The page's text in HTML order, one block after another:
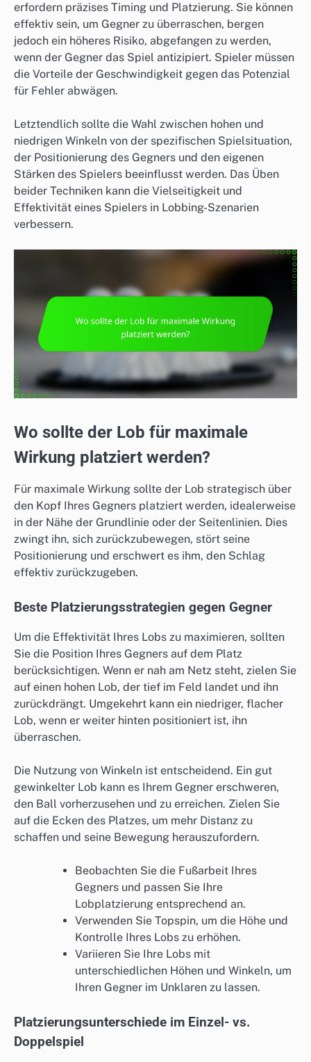
erfordern präzises Timing und Platzierung. Sie können
effektiv sein, um Gegner zu überraschen, bergen
jedoch ein höheres Risiko, abgefangen zu werden,
wenn der Gegner das Spiel antizipiert. Spieler müssen
die Vorteile der Geschwindigkeit gegen das Potenzial
für Fehler abwägen.
Letztendlich sollte die Wahl zwischen hohen und
niedrigen Winkeln von der spezifischen Spielsituation,
der Positionierung des Gegners und den eigenen
Stärken des Spielers beeinflusst werden. Das Üben
beider Techniken kann die Vielseitigkeit und
Effektivität eines Spielers in Lobbing-Szenarien
verbessern.
Wo sollte der Lob für maximale
Wirkung platziert werden?
Für maximale Wirkung sollte der Lob strategisch über
den Kopf Ihres Gegners platziert werden, idealerweise
in der Nähe der Grundlinie oder der Seitenlinien. Dies
zwingt ihn, sich zurückzubewegen, stört seine
Positionierung und erschwert es ihm, den Schlag
effektiv zurückzugeben.
Beste Platzierungsstrategien gegen Gegner
Um die Effektivität Ihres Lobs zu maximieren, sollten
Sie die Position Ihres Gegners auf dem Platz
berücksichtigen. Wenn er nah am Netz steht, zielen Sie
auf einen hohen Lob, der tief im Feld landet und ihn
zurückdrängt. Umgekehrt kann ein niedriger, flacher
Lob, wenn er weiter hinten positioniert ist, ihn
überraschen.
Die Nutzung von Winkeln ist entscheidend. Ein gut
gewinkelter Lob kann es Ihrem Gegner erschweren,
den Ball vorherzusehen und zu erreichen. Zielen Sie
auf die Ecken des Platzes, um mehr Distanz zu
schaffen und seine Bewegung herauszufordern.
Beobachten Sie die Fußarbeit Ihres
Gegners und passen Sie Ihre
Lobplatzierung entsprechend an.
Verwenden Sie Topspin, um die Höhe und
Kontrolle Ihres Lobs zu erhöhen.
Variieren Sie Ihre Lobs mit
unterschiedlichen Höhen und Winkeln, um
Ihren Gegner im Unklaren zu lassen.
Platzierungsunterschiede im Einzel- vs.
Doppelspiel